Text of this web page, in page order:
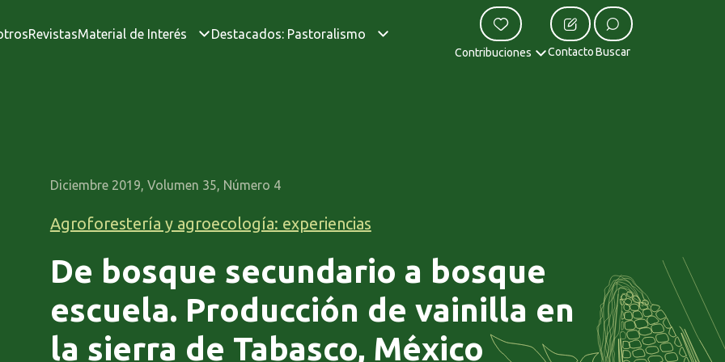
RevistasMaterial de Interés Destacados: Pastoralismo
Contribuciones Contacto Buscar
Diciembre 2019, Volumen 35, Número 4
Agroforestería y agroecología: experiencias
De bosque secundario a bosque
escuela. Producción de vainilla en
la sierra de Tabasco, México